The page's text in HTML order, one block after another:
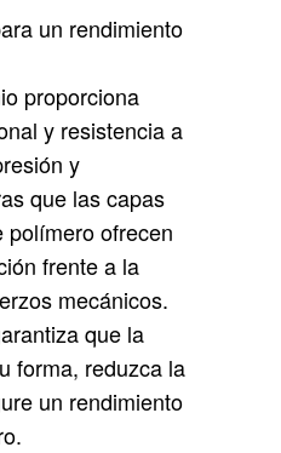
un rendimiento
proporciona
y resistencia a
y
que las capas
polímeroofrecen
frente a la
mecánicos.
que la
forma, reduzca la
un rendimiento
.